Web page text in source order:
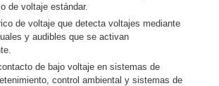
de voltaje estándar.
de voltaje que detecta voltajes mediante
y audibles que se activan
de bajo voltaje en sistemas de
control ambiental y sistemas de